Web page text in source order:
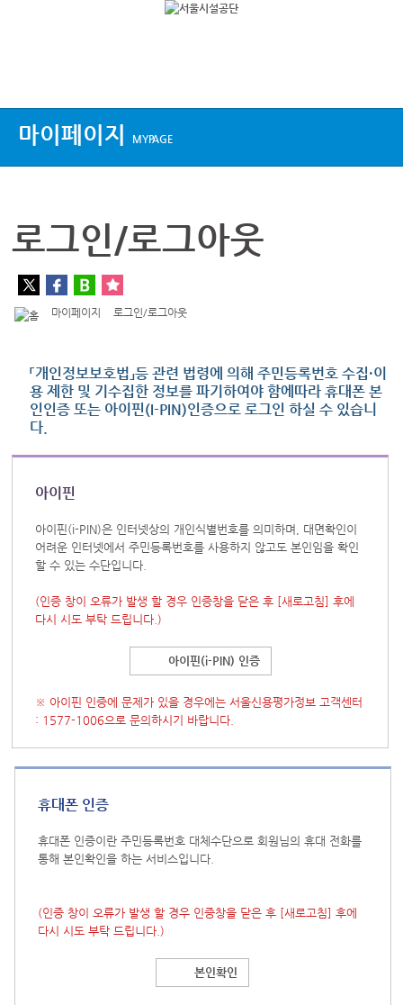
마이페이지 MYPAGE
로그인/로그아웃
마이페이지 로그인/로그아웃
「개인정보보호법」등 관련 법령에 의해 주민등록번호 수집·이
용 제한 및 기수집한 정보를 파기하여야 함에따라 휴대폰 본
인인증 또는 아이핀(I-PIN)인증으로 로그인 하실 수 있습니
다.
아이핀
아이핀(i-PIN)은 인터넷상의 개인식별번호를 의미하며, 대면확인이
어려운 인터넷에서 주민등록번호를 사용하지 않고도 본인임을 확인
할 수 있는 수단입니다.
(인증 창이 오류가 발생 할 경우 인증창을 닫은 후 [새로고침] 후에
다시 시도 부탁 드립니다.)
아이핀(i-PIN) 인증
※ 아이핀 인증에 문제가 있을 경우에는 서울신용평가정보 고객센터
: 1577-1006으로 문의하시기 바랍니다.
휴대폰 인증
휴대폰 인증이란 주민등록번호 대체수단으로 회원님의 휴대 전화를
통해 본인확인을 하는 서비스입니다.
(인증 창이 오류가 발생 할 경우 인증창을 닫은 후 [새로고침] 후에
다시 시도 부탁 드립니다.)
본인확인